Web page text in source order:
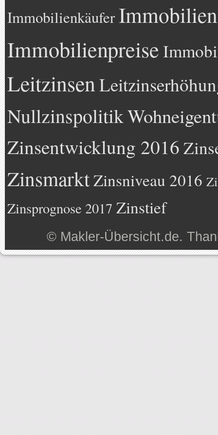
Immobilienkäufer
Immobilienpreise
Leitzinsen
Nullzinspolitik
Zinsentwicklung 2016
ZinsmarktZinsniveau 2016
Zinsprognose 2017 Zinstief
© Makler-Übersicht.de.